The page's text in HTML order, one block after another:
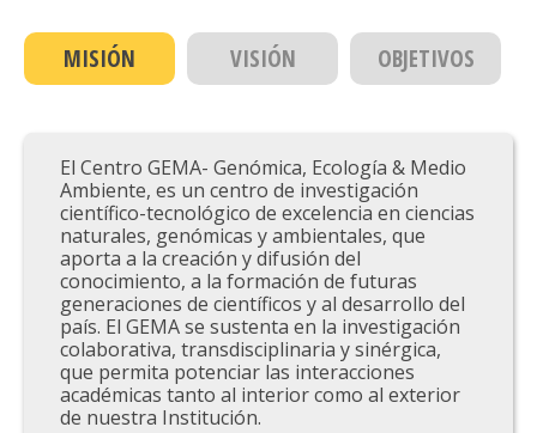
MISIÓN VISIÓN OBJETIVOS
El Centro GEMA- Genómica, Ecología & Medio
Ambiente, es un centro de investigación
científico-tecnológico de excelencia en ciencias
naturales, genómicas y ambientales, que
aporta a la creación y difusión del
conocimiento, a la formación de futuras
generaciones de científicos y al desarrollo del
país. El GEMA se sustenta en la investigación
colaborativa, transdisciplinaria y sinérgica,
que permita potenciar las interacciones
académicas tanto al interior como al exterior
de nuestra Institución.